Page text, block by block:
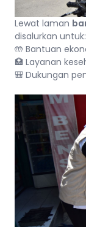
Lewat laman
disalurkan untuk:
🤲 Bantuan
🏥 Layanan
🎒 Dukungan